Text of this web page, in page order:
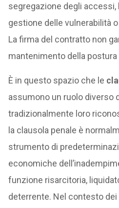
segregazione degli
gestione delle vulnerabilità
La firma del contratto non
mantenimento della
È in questo spazio che le
assumono un ruolo diverso
tradizionalmente loro
la clausola penale è
strumento di
economiche
funzione risarcitoria,
deterrente. Nel contesto